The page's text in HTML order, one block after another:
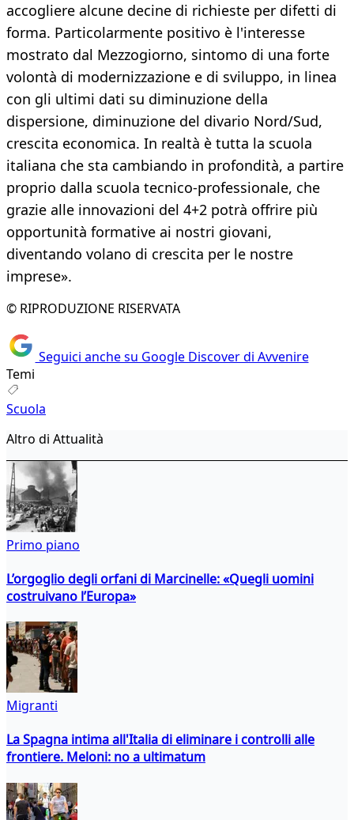
accogliere alcune decine di richieste per difetti di
forma. Particolarmente positivo è l'interesse
mostrato dal Mezzogiorno, sintomo di una forte
volontà di modernizzazione e di sviluppo, in linea
con gli ultimi dati su diminuzione della
dispersione, diminuzione del divario Nord/Sud,
crescita economica. In realtà è tutta la scuola
italiana che sta cambiando in profondità, a partire
proprio dalla scuola tecnico-professionale, che
grazie alle innovazioni del 4+2 potrà offrire più
opportunità formative ai nostri giovani,
diventando volano di crescita per le nostre
imprese».
© RIPRODUZIONE RISERVATA
Seguici anche su Google Discover di Avvenire
Temi
Scuola
Altro di Attualità
Primo piano
L’orgoglio degli orfani di Marcinelle: «Quegli uomini
costruivano l’Europa»
Migranti
La Spagna intima all'Italia di eliminare i controlli alle
frontiere. Meloni: no a ultimatum